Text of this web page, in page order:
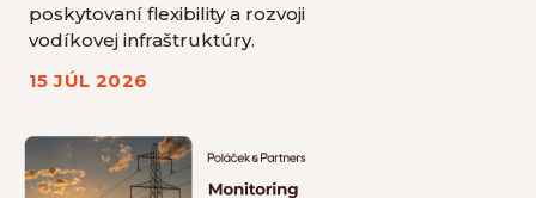
poskytovaní flexibility a rozvoji
vodíkovej infraštruktúry.
15 JÚL 2026